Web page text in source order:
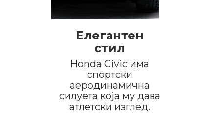
Елегантен
стил
Honda Civic има
спортски
аеродинамична
силуета која му дава
атлетски изглед.